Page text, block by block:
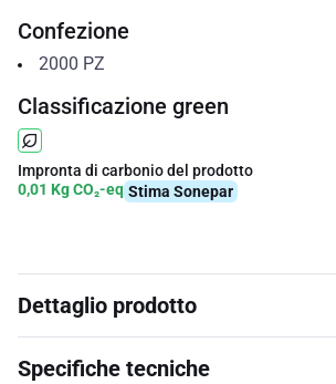
Confezione
2000 PZ
Classificazione green
Impronta di carbonio del prodotto
0,01 Kg CO₂-eq Stima Sonepar
Dettaglio prodotto
Specifiche tecniche